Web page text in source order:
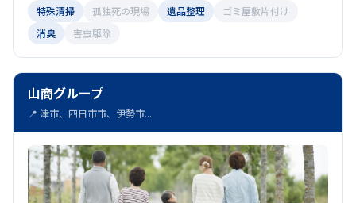
特殊清掃
孤独死の現場 遺品整理
ゴミ屋敷片付け
消臭
害虫駆除
山商グループ
📍 津市、四日市市、伊勢市...